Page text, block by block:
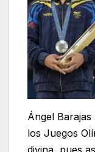
Ángel
los Juegos